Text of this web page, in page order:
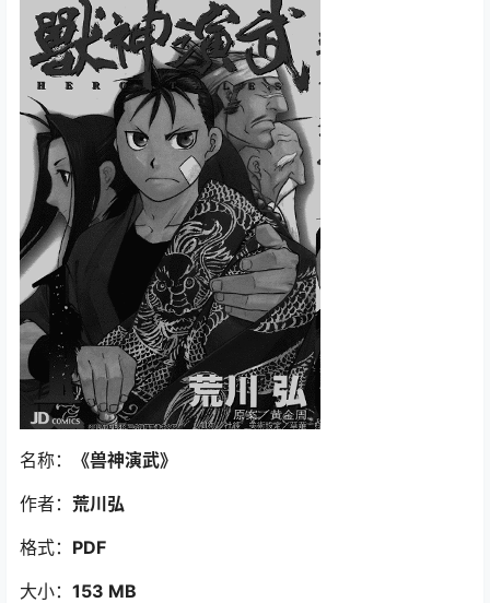
名称： 《兽神演武》
作者： 荒川弘
格式： PDF
大小： 153 MB